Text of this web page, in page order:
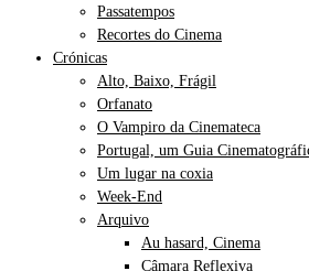
Passatempos
Recortes do Cinema
Crónicas
Alto, Baixo, Frágil
Orfanato
O Vampiro da Cinemateca
Portugal, um Guia
Um lugar na coxia
Week-End
Arquivo
Au hasard, Cinema
Câmara Reflexiva